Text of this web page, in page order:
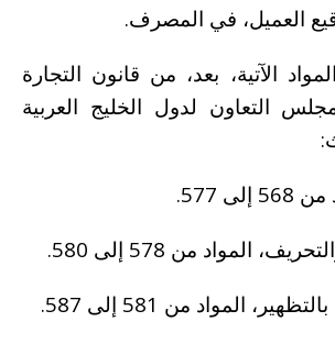
العميل، في المصرف.
الآتية، بعد، من قانون التجارة
التعاون لدول الخليج العربية